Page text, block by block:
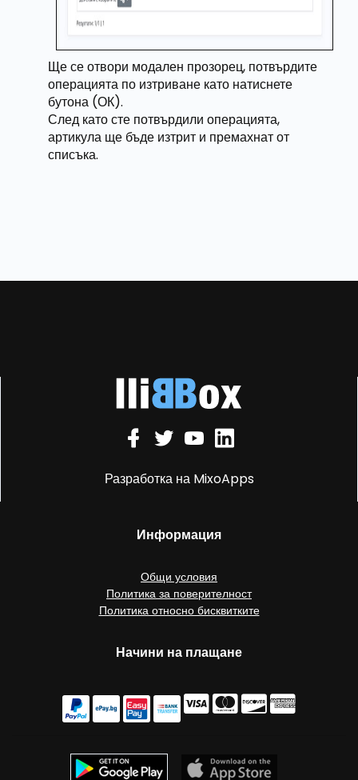
Ще се отвори модален прозорец, потвърдите
операцията по изтриване като натиснете
бутона (ОК).
След като сте потвърдили операцията,
артикула ще бъде изтрит и премахнат от
списъка.
Информация
Общи условия
Политика за поверителност
Политика относно бисквитките
Разработка на MixoApps
Начини на плащане